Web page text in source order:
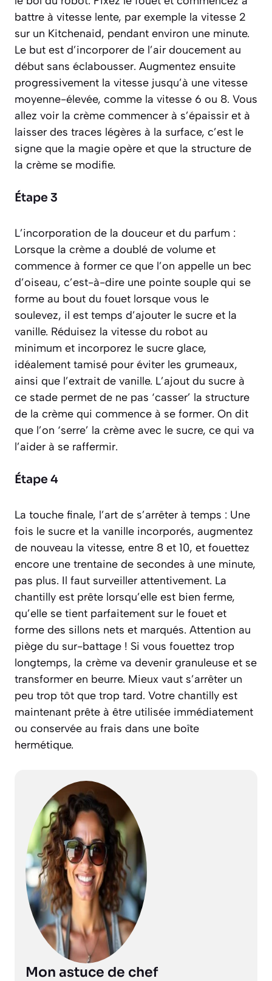
battre à vitesse lente, par exemple la vitesse 2
sur un Kitchenaid, pendant environ une minute.
Le but est d’incorporer de l’air doucement au
début sans éclabousser. Augmentez ensuite
progressivement la vitesse jusqu’à une vitesse
moyenne-élevée, comme la vitesse 6 ou 8. Vous
allez voir la crème commencer à s’épaissir et à
laisser des traces légères à la surface, c’est le
signe que la magie opère et que la structure de
la crème se modifie.
Étape 3
L’incorporation de la douceur et du parfum :
Lorsque la crème a doublé de volume et
commence à former ce que l’on appelle un bec
d’oiseau, c’est-à-dire une pointe souple qui se
forme au bout du fouet lorsque vous le
soulevez, il est temps d’ajouter le sucre et la
vanille. Réduisez la vitesse du robot au
minimum et incorporez le sucre glace,
idéalement tamisé pour éviter les grumeaux,
ainsi que l’extrait de vanille. L’ajout du sucre à
ce stade permet de ne pas ‘casser’ la structure
de la crème qui commence à se former. On dit
que l’on ‘serre’ la crème avec le sucre, ce qui va
l’aider à se raffermir.
Étape 4
La touche finale, l’art de s’arrêter à temps : Une
fois le sucre et la vanille incorporés, augmentez
de nouveau la vitesse, entre 8 et 10, et fouettez
encore une trentaine de secondes à une minute,
pas plus. Il faut surveiller attentivement. La
chantilly est prête lorsqu’elle est bien ferme,
qu’elle se tient parfaitement sur le fouet et
forme des sillons nets et marqués. Attention au
piège du sur-battage ! Si vous fouettez trop
longtemps, la crème va devenir granuleuse et se
transformer en beurre. Mieux vaut s’arrêter un
peu trop tôt que trop tard. Votre chantilly est
maintenant prête à être utilisée immédiatement
ou conservée au frais dans une boîte
hermétique.
Mon astuce de chef